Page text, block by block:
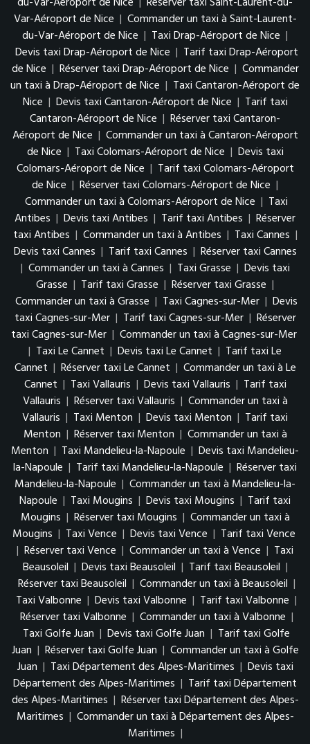
Var-Aéroport de Nice | Commander un taxi à Saint-Laurent-
du-Var-Aéroport de Nice | Taxi Drap-Aéroport de Nice |
Devis taxi Drap-Aéroport de Nice | Tarif taxi Drap-Aéroport
de Nice | Réserver taxi Drap-Aéroport de Nice | Commander
un taxi à Drap-Aéroport de Nice | Taxi Cantaron-Aéroport de
Nice | Devis taxi Cantaron-Aéroport de Nice | Tarif taxi
Cantaron-Aéroport de Nice | Réserver taxi Cantaron-
Aéroport de Nice | Commander un taxi à Cantaron-Aéroport
de Nice | Taxi Colomars-Aéroport de Nice | Devis taxi
Colomars-Aéroport de Nice | Tarif taxi Colomars-Aéroport
de Nice | Réserver taxi Colomars-Aéroport de Nice |
Commander un taxi à Colomars-Aéroport de Nice | Taxi
Antibes | Devis taxi Antibes | Tarif taxi Antibes | Réserver
taxi Antibes | Commander un taxi à Antibes | Taxi Cannes |
Devis taxi Cannes | Tarif taxi Cannes | Réserver taxi Cannes
| Commander un taxi à Cannes | Taxi Grasse | Devis taxi
Grasse | Tarif taxi Grasse | Réserver taxi Grasse |
Commander un taxi à Grasse | Taxi Cagnes-sur-Mer | Devis
taxi Cagnes-sur-Mer | Tarif taxi Cagnes-sur-Mer | Réserver
taxi Cagnes-sur-Mer | Commander un taxi à Cagnes-sur-Mer
| Taxi Le Cannet | Devis taxi Le Cannet | Tarif taxi Le
Cannet | Réserver taxi Le Cannet | Commander un taxi à Le
Cannet | Taxi Vallauris | Devis taxi Vallauris | Tarif taxi
Vallauris | Réserver taxi Vallauris | Commander un taxi à
Vallauris | Taxi Menton | Devis taxi Menton | Tarif taxi
Menton | Réserver taxi Menton | Commander un taxi à
Menton | Taxi Mandelieu-la-Napoule | Devis taxi Mandelieu-
la-Napoule | Tarif taxi Mandelieu-la-Napoule | Réserver taxi
Mandelieu-la-Napoule | Commander un taxi à Mandelieu-la-
Napoule | Taxi Mougins | Devis taxi Mougins | Tarif taxi
Mougins | Réserver taxi Mougins | Commander un taxi à
Mougins | Taxi Vence | Devis taxi Vence | Tarif taxi Vence
| Réserver taxi Vence | Commander un taxi à Vence | Taxi
Beausoleil | Devis taxi Beausoleil | Tarif taxi Beausoleil |
Réserver taxi Beausoleil | Commander un taxi à Beausoleil |
Taxi Valbonne | Devis taxi Valbonne | Tarif taxi Valbonne |
Réserver taxi Valbonne | Commander un taxi à Valbonne |
Taxi Golfe Juan | Devis taxi Golfe Juan | Tarif taxi Golfe
Juan | Réserver taxi Golfe Juan | Commander un taxi à Golfe
Juan | Taxi Département des Alpes-Maritimes | Devis taxi
Département des Alpes-Maritimes | Tarif taxi Département
des Alpes-Maritimes | Réserver taxi Département des Alpes-
Maritimes | Commander un taxi à Département des Alpes-
Maritimes |